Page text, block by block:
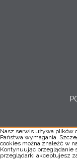
Nasz serwis używa plików
Państwa wymagania.
cookies można znaleźć w
Kontynuując przeglądanie
przeglądarki akceptujesz